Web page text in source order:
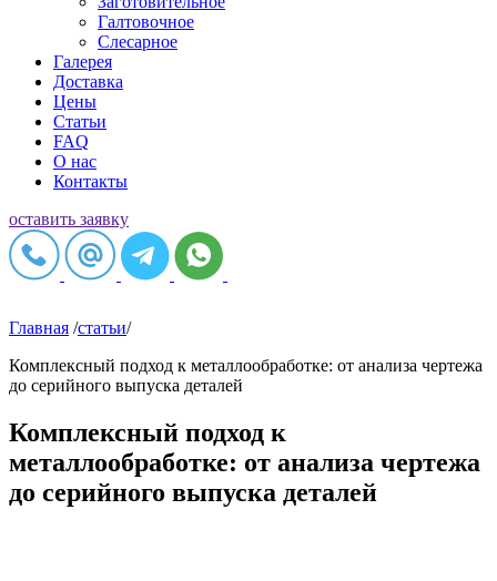
Галтовочное
Слесарное
Галерея
Доставка
Цены
Статьи
FAQ
О нас
Контакты
оставить заявку
Главная /статьи/
Комплексный подход к металлообработке: от анализа чертежа
до серийного выпуска деталей
Комплексный подход к
металлообработке: от анализа чертежа
до серийного выпуска деталей